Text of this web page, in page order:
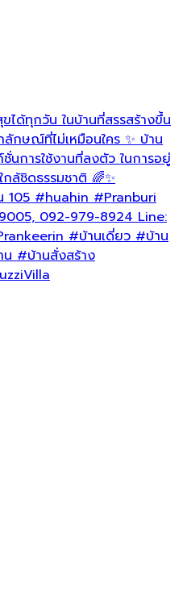
ด้ทุกวัน ในบ้านที่สรรสร้างขึ้น
กษณ์ที่ไม่เหมือนใคร ✨ บ้าน
นการใช้งานที่ลงตัว ในการอยู่
ล้ชิดธรรมชาติ 🌈✨
105 #huahin #Pranburi
092-979-8924 Line:
#บ้านเดี่ยว #บ้าน
น #บ้านสั่งสร้าง